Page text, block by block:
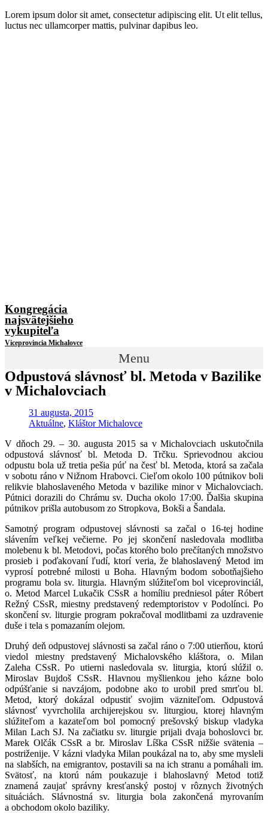
Lorem ipsum dolor sit amet, consectetur adipiscing elit. Ut elit tellus,
luctus nec ullamcorper mattis, pulvinar dapibus leo.
Kongregácia
najsvätejšieho
vykupiteľa
Viceprovincia Michalovce
Menu
Odpustová slávnosť bl. Metoda v Bazilike
v Michalovciach
31 augusta, 2015
Aktuálne, Kláštor Michalovce
V dňoch 29. – 30. augusta 2015 sa v Michalovciach uskutočnila
odpustová slávnosť bl. Metoda D. Trčku. Sprievodnou akciou
odpustu bola už tretia pešia púť na česť bl. Metoda, ktorá sa začala
v sobotu ráno v Nižnom Hrabovci. Cieľom okolo 100 pútnikov boli
relikvie blahoslaveného Metoda v bazilike minor v Michalovciach.
Pútnici dorazili do Chrámu sv. Ducha okolo 17:00. Ďalšia skupina
pútnikov prišla autobusom zo Stropkova, Bokši a Šandala.
Samotný program odpustovej slávnosti sa začal o 16-tej hodine
slávením veľkej večierne. Po jej skončení nasledovala modlitba
molebenu k bl. Metodovi, počas ktorého bolo prečítaných množstvo
prosieb i poďakovaní ľudí, ktorí veria, že blahoslavený Metod im
vyprosí potrebné milosti u Boha. Hlavným bodom sobotňajšieho
programu bola sv. liturgia. Hlavným slúžiteľom bol viceprovinciál,
o. Metod Marcel Lukačik CSsR a homíliu predniesol páter Róbert
Režný CSsR, miestny predstavený redemptoristov v Podolínci. Po
skončení sv. liturgie program pokračoval modlitbami za uzdravenie
duše i tela s pomazaním olejom.
Druhý deň odpustovej slávnosti sa začal ráno o 7:00 utierňou, ktorú
viedol miestny predstavený Michalovského kláštora, o. Milan
Zaleha CSsR. Po utierni nasledovala sv. liturgia, ktorú slúžil o.
Miroslav Bujdoš CSsR. Hlavnou myšlienkou jeho kázne bolo
odpúšťanie si navzájom, podobne ako to urobil pred smrťou bl.
Metod, ktorý dokázal odpustiť svojim väzniteľom. Odpustová
slávnosť vyvrcholila archijerejskou sv. liturgiou, ktorej hlavným
slúžiteľom a kazateľom bol pomocný prešovský biskup vladyka
Milan Lach SJ. Na začiatku sv. liturgie prijali dvaja bohoslovci br.
Marek Olčák CSsR a br. Miroslav Líška CSsR nižšie svätenia –
postriženije. V kázni vladyka Milan poukázal na to, aby sme mysleli
na slabších, na emigrantov, postavili sa na ich stranu a pomáhali im.
Svätosť, na ktorú nám poukazuje i blahoslavný Metod totiž
znamená zaujať správny kresťanský postoj v rôznych životných
situáciách. Slávnostná sv. liturgia bola zakončená myrovaním
a obchodom okolo baziliky.